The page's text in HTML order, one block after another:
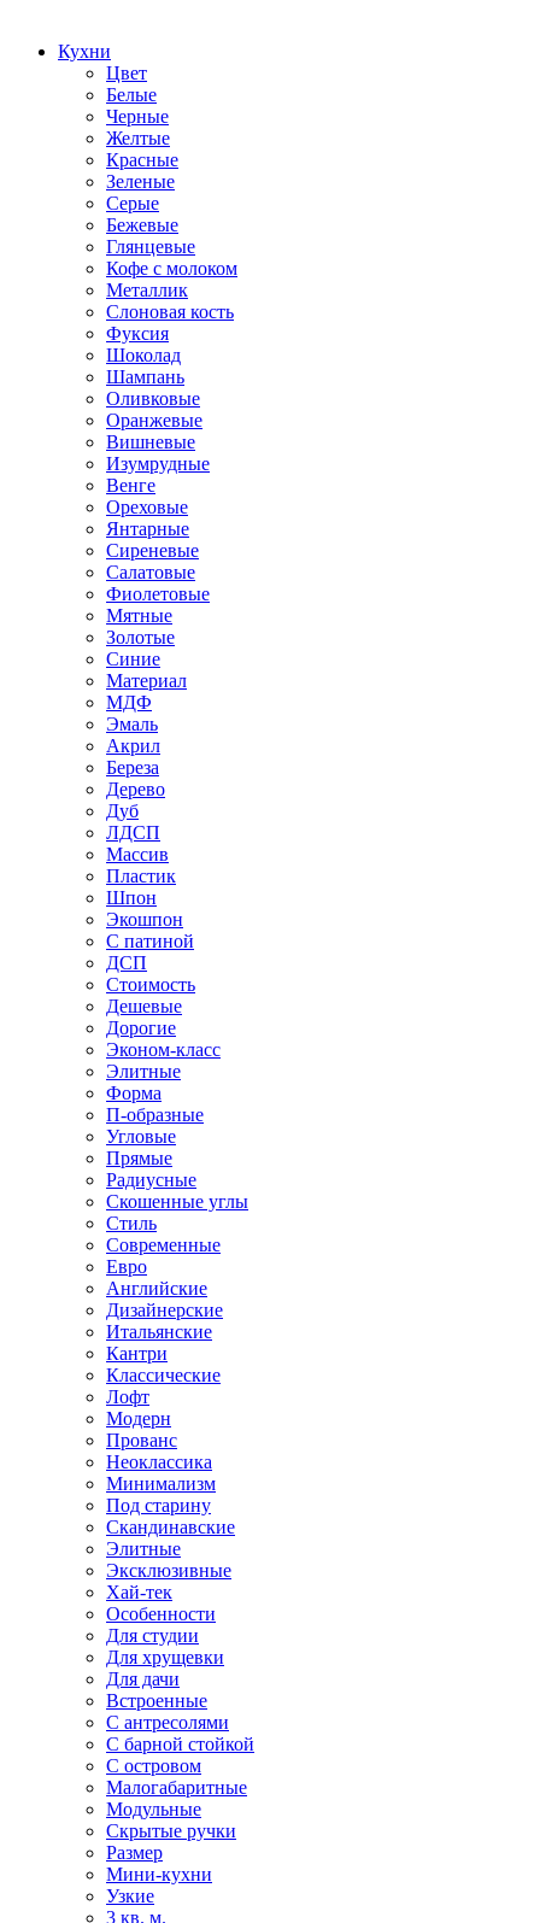
Кухни
Цвет
Белые
Черные
Желтые
Красные
Зеленые
Серые
Бежевые
Глянцевые
Кофе с молоком
Металлик
Слоновая кость
Фуксия
Шоколад
Шампань
Оливковые
Оранжевые
Вишневые
Изумрудные
Венге
Ореховые
Янтарные
Сиреневые
Салатовые
Фиолетовые
Мятные
Золотые
Синие
Материал
МДФ
Эмаль
Акрил
Береза
Дерево
Дуб
ЛДСП
Массив
Пластик
Шпон
Экошпон
С патиной
ДСП
Стоимость
Дешевые
Дорогие
Эконом-класс
Элитные
Форма
П-образные
Угловые
Прямые
Радиусные
Скошенные углы
Стиль
Современные
Евро
Английские
Дизайнерские
Итальянские
Кантри
Классические
Лофт
Модерн
Прованс
Неоклассика
Минимализм
Под старину
Скандинавские
Элитные
Эксклюзивные
Хай-тек
Особенности
Для студии
Для хрущевки
Для дачи
Встроенные
С антресолями
С барной стойкой
С островом
Малогабаритные
Модульные
Скрытые ручки
Размер
Мини-кухни
Узкие
3 кв. м.